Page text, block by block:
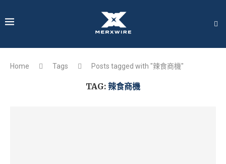
Home Tags Posts tagged with "辣食商機"
TAG: 辣食商機